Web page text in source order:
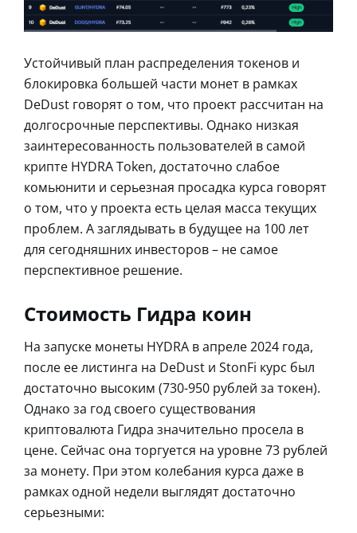
Устойчивый план распределения токенов и
блокировка большей части монет в рамках
DeDust говорят о том, что проект рассчитан на
долгосрочные перспективы. Однако низкая
заинтересованность пользователей в самой
крипте HYDRA Token, достаточно слабое
комьюнити и серьезная просадка курса говорят
о том, что у проекта есть целая масса текущих
проблем. А заглядывать в будущее на 100 лет
для сегодняшних инвесторов – не самое
перспективное решение.
Стоимость Гидра коин
На запуске монеты HYDRA в апреле 2024 года,
после ее листинга на DeDust и StonFi курс был
достаточно высоким (730-950 рублей за токен).
Однако за год своего существования
криптовалюта Гидра значительно просела в
цене. Сейчас она торгуется на уровне 73 рублей
за монету. При этом колебания курса даже в
рамках одной недели выглядят достаточно
серьезными: